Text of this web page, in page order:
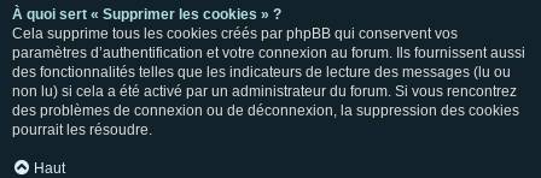
À quoi sert « Supprimer les cookies » ?
Cela supprime tous les cookies créés par phpBB qui conservent vos
paramètres d’authentification et votre connexion au forum. Ils fournissent aussi
des fonctionnalités telles que les indicateurs de lecture des messages (lu ou
non lu) si cela a été activé par un administrateur du forum. Si vous rencontrez
des problèmes de connexion ou de déconnexion, la suppression des cookies
pourrait les résoudre.
Haut